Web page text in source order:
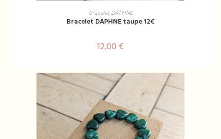
AJOUTER AU PANIER
Bracelet DAPHNE
Bracelet DAPHNE taupe 12€
12,00 €